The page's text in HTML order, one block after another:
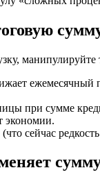
ежемесячный
при сумме
экономии.
(что сейчас